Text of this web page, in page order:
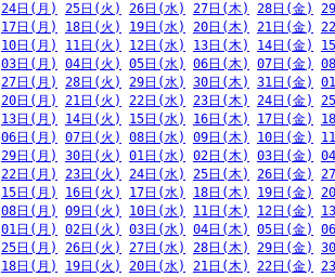
24日(月) 25日(火) 26日(水) 27日(木) 28日(金)
17日(月) 18日(火) 19日(水) 20日(木) 21日(金)
10日(月) 11日(火) 12日(水) 13日(木) 14日(金)
03日(月) 04日(火) 05日(水) 06日(木) 07日(金)
27日(月) 28日(火) 29日(水) 30日(木) 31日(金)
20日(月) 21日(火) 22日(水) 23日(木) 24日(金)
13日(月) 14日(火) 15日(水) 16日(木) 17日(金)
06日(月) 07日(火) 08日(水) 09日(木) 10日(金)
29日(月) 30日(火) 01日(水) 02日(木) 03日(金)
22日(月) 23日(火) 24日(水) 25日(木) 26日(金)
15日(月) 16日(火) 17日(水) 18日(木) 19日(金)
08日(月) 09日(火) 10日(水) 11日(木) 12日(金)
01日(月) 02日(火) 03日(水) 04日(木) 05日(金)
25日(月) 26日(火) 27日(水) 28日(木) 29日(金)
18日(月) 19日(火) 20日(水) 21日(木) 22日(金)